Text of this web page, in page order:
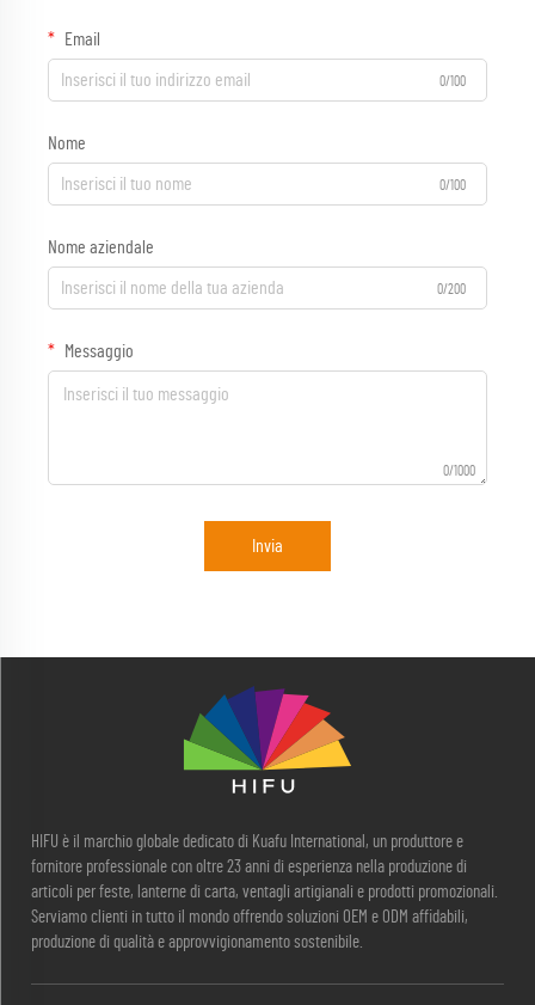
Email
0/100
Nome
0/100
Nome aziendale
0/200
Messaggio
0/1000
Invia
HIFU è il marchio globale dedicato di Kuafu International, un produttore e
fornitore professionale con oltre 23 anni di esperienza nella produzione di
articoli per feste, lanterne di carta, ventagli artigianali e prodotti promozionali.
Serviamo clienti in tutto il mondo offrendo soluzioni OEM e ODM affidabili,
produzione di qualità e approvvigionamento sostenibile.